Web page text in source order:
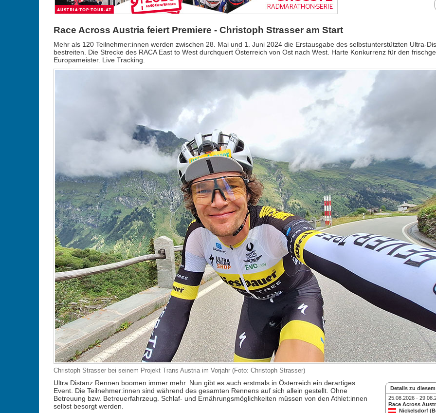
Race Across Austria feiert Premiere - Christoph Strasser am Start
Mehr als 120 Teilnehmer:innen werden zwischen 28. Mai und 1. Juni 2024 die Erstausgabe des selbstunterstützten Ultra-
bestreiten. Die Strecke des RACA East to West durchquert Österreich von Ost nach West. Harte Konkurrenz für den
Europameister. Live Tracking.
Christoph Strasser bei seinem Projekt Trans Austria im Vorjahr (Foto: Christoph Strasser)
Details zu
25.08.2026 -
Race Across
Nickelsdorf
Ultra Distanz Rennen boomen immer mehr. Nun gibt es auch erstmals in Österreich ein derartiges
Event. Die Teilnehmer:innen sind während des gesamten Rennens auf sich allein gestellt. Ohne
Betreuung bzw. Betreuerfahrzeug. Schlaf- und Ernährungsmöglichkeiten müssen von den Athlet:innen
selbst besorgt werden.